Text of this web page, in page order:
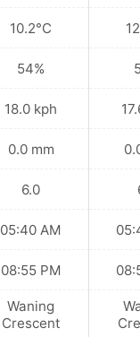
10.2°C
54%
18.0 kph
0.0 mm
6.0
05:40 AM
08:55 PM
Waning
Crescent